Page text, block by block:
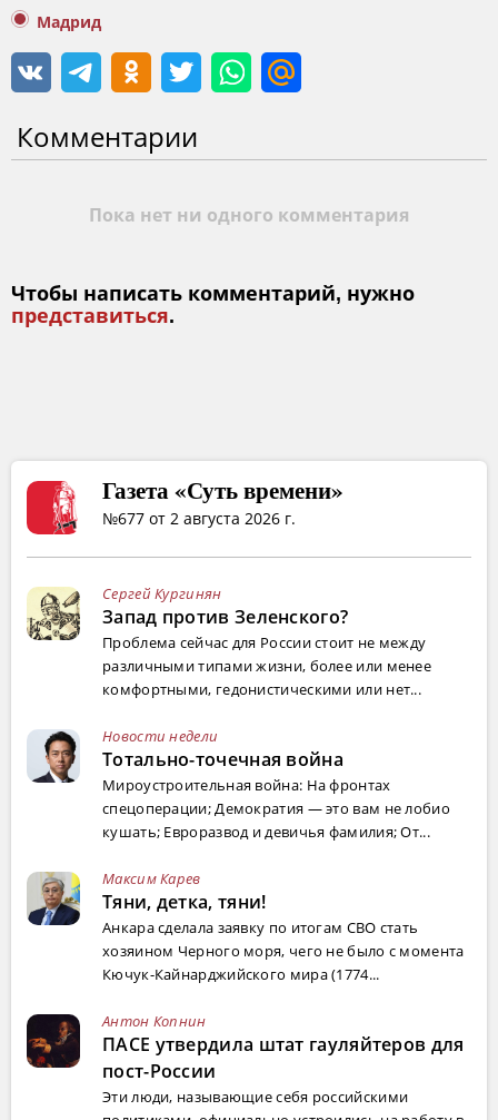
Мадрид
Комментарии
Пока нет ни одного комментария
Чтобы написать комментарий, нужно
представиться.
Газета «Суть времени»
№677 от 2 августа 2026 г.
Сергей Кургинян
Запад против Зеленского?
Проблема сейчас для России стоит не между
различными типами жизни, более или менее
комфортными, гедонистическими или нет...
Новости недели
Тотально-точечная война
Мироустроительная война: На фронтах
спецоперации; Демократия — это вам не лобио
кушать; Евроразвод и девичья фамилия; От...
Максим Карев
Тяни, детка, тяни!
Анкара сделала заявку по итогам СВО стать
хозяином Черного моря, чего не было с момента
Кючук-Кайнарджийского мира (1774...
Антон Копнин
ПАСЕ утвердила штат гауляйтеров для
пост-России
Эти люди, называющие себя российскими